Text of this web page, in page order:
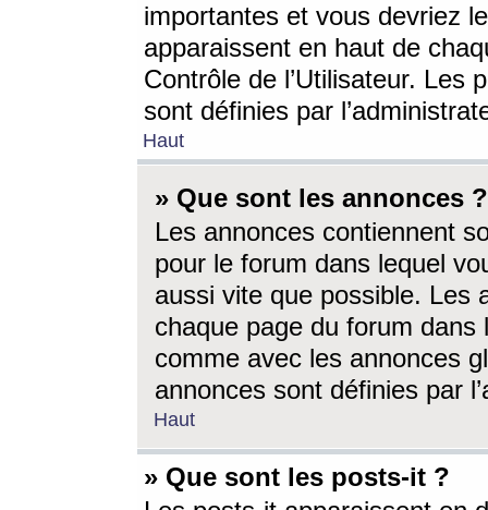
importantes et vous devriez
apparaissent en haut de
Contrôle de l’Utilisateur. Les
sont définies par
Haut
» Que sont les annonces ?
Les annonces contiennent
pour le forum dans lequel
aussi vite que possible. Les
chaque page du forum dans
comme avec les annonces
annonces sont définies par
Haut
» Que sont les posts-it ?